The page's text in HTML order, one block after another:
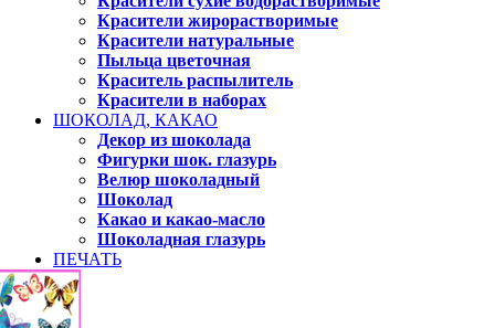
Красители жирорастворимые
Красители натуральные
Пыльца цветочная
Краситель распылитель
Красители в наборах
ШОКОЛАД, КАКАО
Декор из шоколада
Фигурки шок. глазурь
Велюр шоколадный
Шоколад
Какао и какао-масло
Шоколадная глазурь
ПЕЧАТЬ